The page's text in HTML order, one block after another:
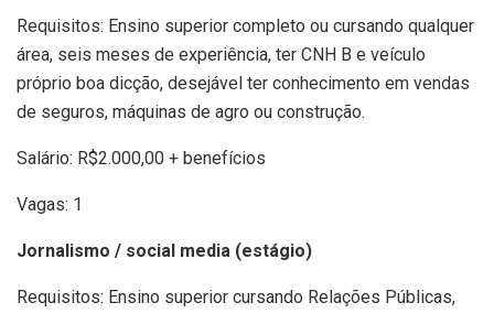
Requisitos: Ensino superior completo ou cursando qualquer
área, seis meses de experiência, ter CNH B e veículo
próprio boa dicção, desejável ter conhecimento em vendas
de seguros, máquinas de agro ou construção.
Salário: R$2.000,00 + benefícios
Vagas: 1
Jornalismo / social media (estágio)
Requisitos: Ensino superior cursando Relações Públicas,